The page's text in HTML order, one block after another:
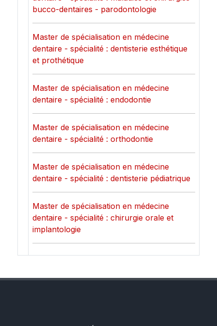
bucco-dentaires - parodontologie
Master de spécialisation en médecine
dentaire - spécialité : dentisterie esthétique
et prothétique
Master de spécialisation en médecine
dentaire - spécialité : endodontie
Master de spécialisation en médecine
dentaire - spécialité : orthodontie
Master de spécialisation en médecine
dentaire - spécialité : dentisterie pédiatrique
Master de spécialisation en médecine
dentaire - spécialité : chirurgie orale et
implantologie